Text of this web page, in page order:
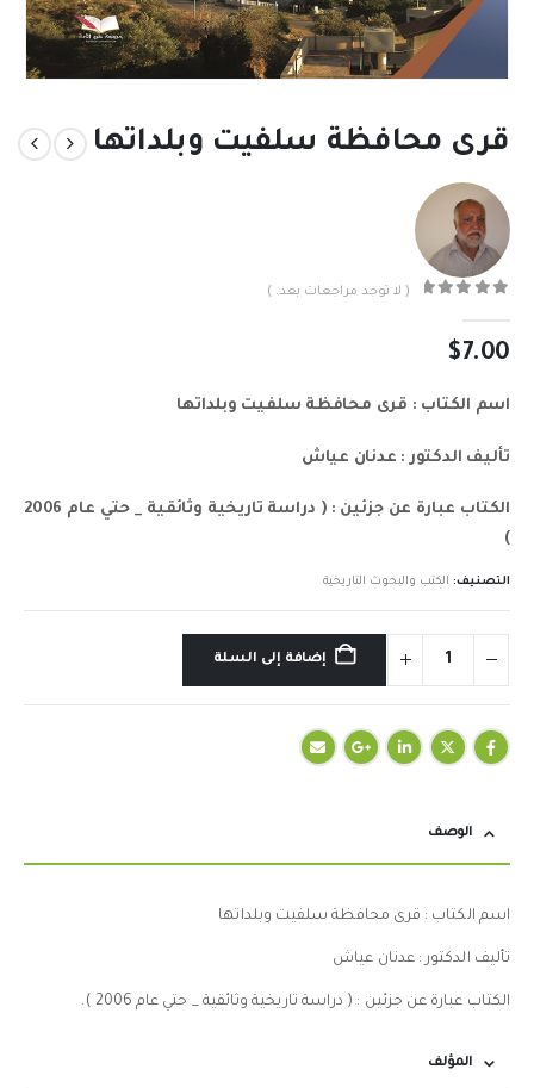
قرى محافظة سلفيت وبلداتها
( لا توجد مراجعات بعد. )
$7.00
اسم الكتاب : قرى محافظة سلفيت وبلداتها
تأليف الدكتور : عدنان عياش
الكتاب عبارة عن جزئين : ( دراسة تاريخية وثائقية _ حتي عام 2006
)
التصنيف: الكتب والبحوث التاريخية
إضافة إلى السلة
الوصف
اسم الكتاب : قرى محافظة سلفيت وبلداتها
تأليف الدكتور : عدنان عياش
الكتاب عبارة عن جزئين : ( دراسة تاريخية وثائقية _ حتي عام 2006 ).
المؤلف